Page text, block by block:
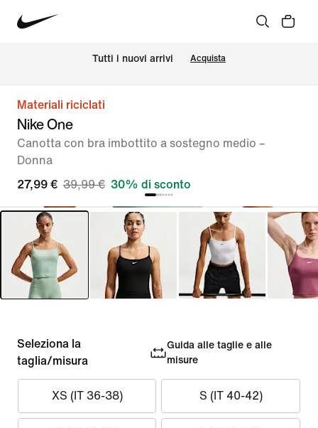
Tutti i nuovi arrivi Acquista
Materiali riciclati
Nike One
Canotta con bra imbottito a sostegno medio –
Donna
27,99 € 39,99 € 30% di sconto
Seleziona la
taglia/misura
Guida alle taglie e alle
misure
XS (IT 36-38) S (IT 40-42)